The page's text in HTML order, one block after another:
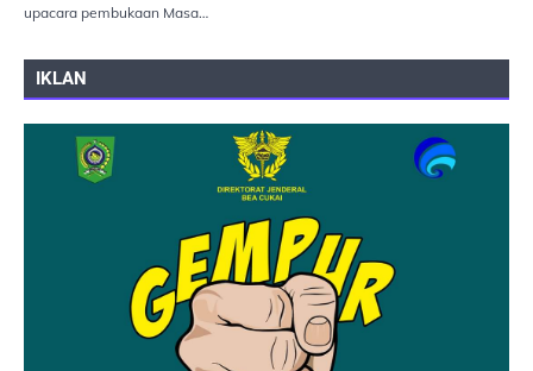
upacara pembukaan Masa…
IKLAN